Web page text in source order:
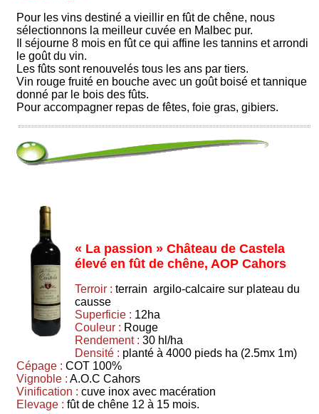
Pour les vins destiné a vieillir en fût de chêne, nous
sélectionnons la meilleur cuvée en Malbec pur.
Il séjourne 8 mois en fût ce qui affine les tannins et arrondi
le goût du vin.
Les fûts sont renouvelés tous les ans par tiers.
Vin rouge fruité en bouche avec un goût boisé et tannique
donné par le bois des fûts.
Pour accompagner repas de fêtes, foie gras, gibiers.
« La passion » Château de Castela
élevé en fût de chêne, AOP Cahors
Terroir : terrain argilo-calcaire sur plateau du
causse
Superficie : 12ha
Couleur : Rouge
Rendement : 30 hl/ha
Densité : planté à 4000 pieds ha (2.5mx 1m)
Cépage : COT 100%
Vignoble : A.O.C Cahors
Vinification : cuve inox avec macération
Elevage : fût de chêne 12 à 15 mois.